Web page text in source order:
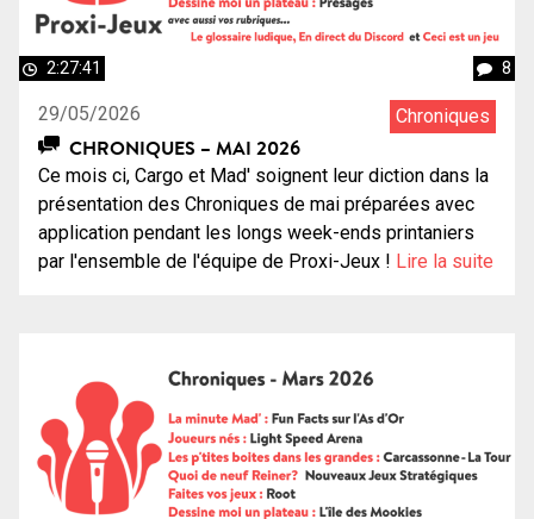
2:27:41 8
29/05/2026 Chroniques
CHRONIQUES – MAI 2026
Ce mois ci, Cargo et Mad' soignent leur diction dans la
présentation des Chroniques de mai préparées avec
application pendant les longs week-ends printaniers
par l'ensemble de l'équipe de Proxi-Jeux ! Lire la suite